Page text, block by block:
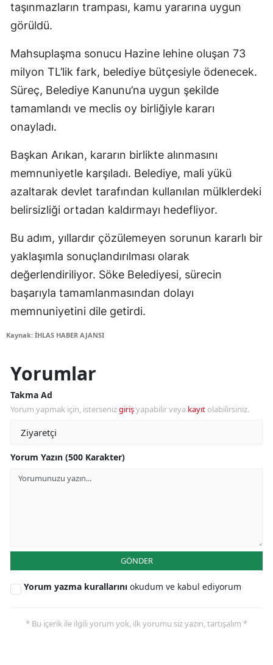
taşınmazların trampası, kamu yararına uygun
görüldü.
Mahsuplaşma sonucu Hazine lehine oluşan 73
milyon TL’lik fark, belediye bütçesiyle ödenecek.
Süreç, Belediye Kanunu’na uygun şekilde
tamamlandı ve meclis oy birliğiyle kararı
onayladı.
Başkan Arıkan, kararın birlikte alınmasını
memnuniyetle karşıladı. Belediye, mali yükü
azaltarak devlet tarafından kullanılan mülklerdeki
belirsizliği ortadan kaldırmayı hedefliyor.
Bu adım, yıllardır çözülemeyen sorunun kararlı bir
yaklaşımla sonuçlandırılması olarak
değerlendiriliyor. Söke Belediyesi, sürecin
başarıyla tamamlanmasından dolayı
memnuniyetini dile getirdi.
Kaynak: İHLAS HABER AJANSI
Yorumlar
Takma Ad
Yorum yapmak için, istersenizgirişyapabilir veya kayıt olabilirsiniz.
Yorum Yazın (500 Karakter)
GÖNDER
Yorum yazma kurallarını okudum ve kabul ediyorum
* Bu içerik ile ilgili yorum yok, ilk yorumu siz yazın, tartışalım *